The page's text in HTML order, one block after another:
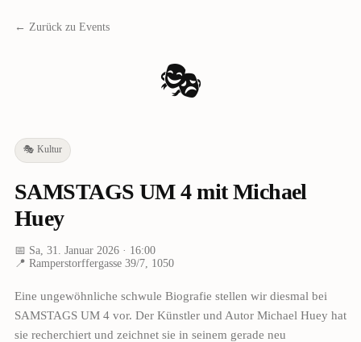
← Zurück zu Events
🎭
🎭 Kultur
SAMSTAGS UM 4 mit Michael
Huey
📅 Sa, 31. Januar 2026· 16:00
📍 Ramperstorffergasse 39/7, 1050
Eine ungewöhnliche schwule Biografie stellen wir diesmal bei
SAMSTAGS UM 4 vor. Der Künstler und Autor Michael Huey hat
sie recherchiert und zeichnet sie in seinem gerade neu